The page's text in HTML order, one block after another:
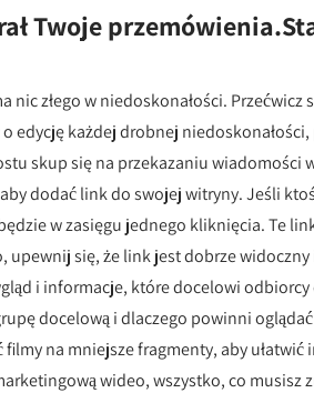
Twoje
złego w niedoskonałości. Przećwicz
edycję każdej drobnej
skup się na przekazaniu wiadomości
dodać link do swojej witryny. Jeśli
w zasięgu jednego kliknięcia. Te
się, że link jest dobrze
i informacje, które docelowi odbiorcy
docelową i dlaczego powinni
na mniejsze fragmenty, aby
wideo, wszystko, co musisz